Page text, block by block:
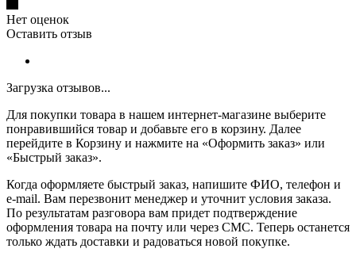
Нет оценок
Оставить отзыв
Загрузка отзывов...
Для покупки товара в нашем интернет-магазине выберите
понравившийся товар и добавьте его в корзину. Далее
перейдите в Корзину и нажмите на «Оформить заказ» или
«Быстрый заказ».
Когда оформляете быстрый заказ, напишите ФИО, телефон и
e-mail. Вам перезвонит менеджер и уточнит условия заказа.
По результатам разговора вам придет подтверждение
оформления товара на почту или через СМС. Теперь останется
только ждать доставки и радоваться новой покупке.